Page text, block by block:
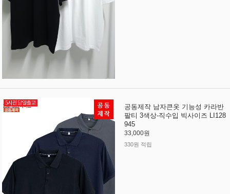
공동제작 남자큰옷 기능성 카라반
팔티 3색상-직수입 빅사이즈 LI128
945
33,000원
330원 적립